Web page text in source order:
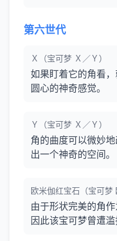
第六世代
Ｘ（宝可梦 Ｘ／Ｙ）
如果盯着它的角看
圆心的神奇感觉。
Ｙ（宝可梦 Ｘ／Ｙ）
角的曲度可以微妙
出一个神奇的空间。
欧米伽红宝石（宝可梦
由于形状完美的角作
因此该宝可梦曾遭滥